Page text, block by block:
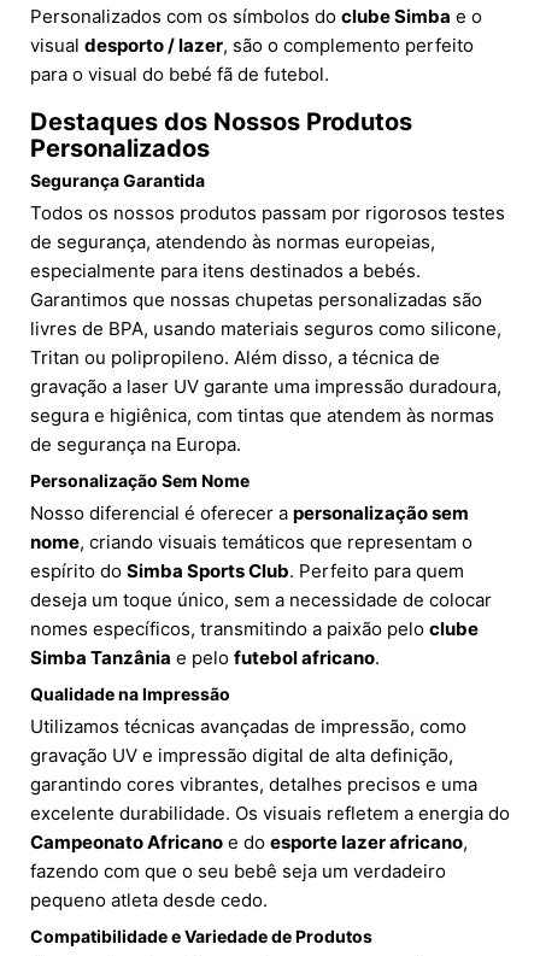
Personalizados com os símbolos do clube Simba e o
visual desporto / lazer, são o complemento perfeito
para o visual do bebé fã de futebol.
Destaques dos Nossos Produtos
Personalizados
Segurança Garantida
Todos os nossos produtos passam por rigorosos testes
de segurança, atendendo às normas europeias,
especialmente para itens destinados a bebés.
Garantimos que nossas chupetas personalizadas são
livres de BPA, usando materiais seguros como silicone,
Tritan ou polipropileno. Além disso, a técnica de
gravação a laser UV garante uma impressão duradoura,
segura e higiênica, com tintas que atendem às normas
de segurança na Europa.
Personalização Sem Nome
Nosso diferencial é oferecer a personalização sem
nome, criando visuais temáticos que representam o
espírito do Simba Sports Club. Perfeito para quem
deseja um toque único, sem a necessidade de colocar
nomes específicos, transmitindo a paixão pelo clube
Simba Tanzânia e pelo futebol africano.
Qualidade na Impressão
Utilizamos técnicas avançadas de impressão, como
gravação UV e impressão digital de alta definição,
garantindo cores vibrantes, detalhes precisos e uma
excelente durabilidade. Os visuais refletem a energia do
Campeonato Africano e do esporte lazer africano,
fazendo com que o seu bebê seja um verdadeiro
pequeno atleta desde cedo.
Compatibilidade e Variedade de Produtos